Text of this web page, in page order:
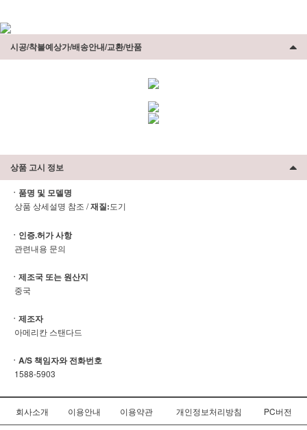
시공/착불예상가/배송안내/교환/반품
상품 고시 정보
ㆍ품명 및 모델명
상품 상세설명 참조 /재질:도기
ㆍ인증.허가 사항
관련내용 문의
ㆍ제조국 또는 원산지
중국
ㆍ제조자
아메리칸 스탠다드
ㆍA/S 책임자와 전화번호
1588-5903
회사소개 이용안내 이용약관 개인정보처리방침 PC버전